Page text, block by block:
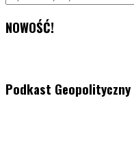
NOWOŚĆ!
Podkast Geopolityczny